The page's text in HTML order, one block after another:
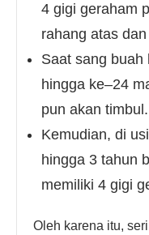
4 gigi geraham
rahang atas
Saat sang buah
hingga ke–24
pun akan timbul.
Kemudian, di
hingga 3 tahun
memiliki 4 gigi
Oleh karena itu,